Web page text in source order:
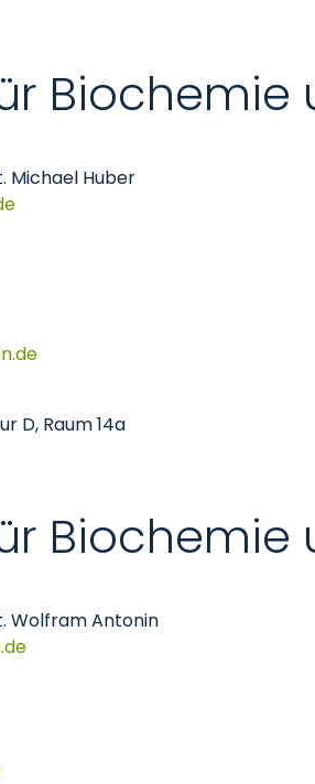
Michael Huber
de
D, Raum 14a
Biochemie
Wolfram Antonin
de